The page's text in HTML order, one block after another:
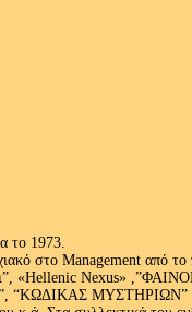
το 1973.
στο Management από
«Hellenic Nexus»
ΜΥΣΤΗΡΙΩΝ” ,